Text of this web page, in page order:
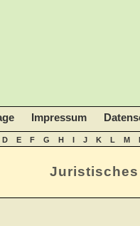
Impressum
D E F G H I J K L M